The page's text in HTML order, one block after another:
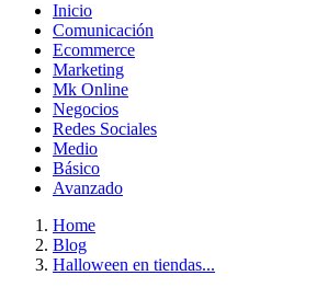
Inicio
Comunicación
Ecommerce
Marketing
Mk Online
Negocios
Redes Sociales
Medio
Básico
Avanzado
Home
Blog
Halloween en tiendas...